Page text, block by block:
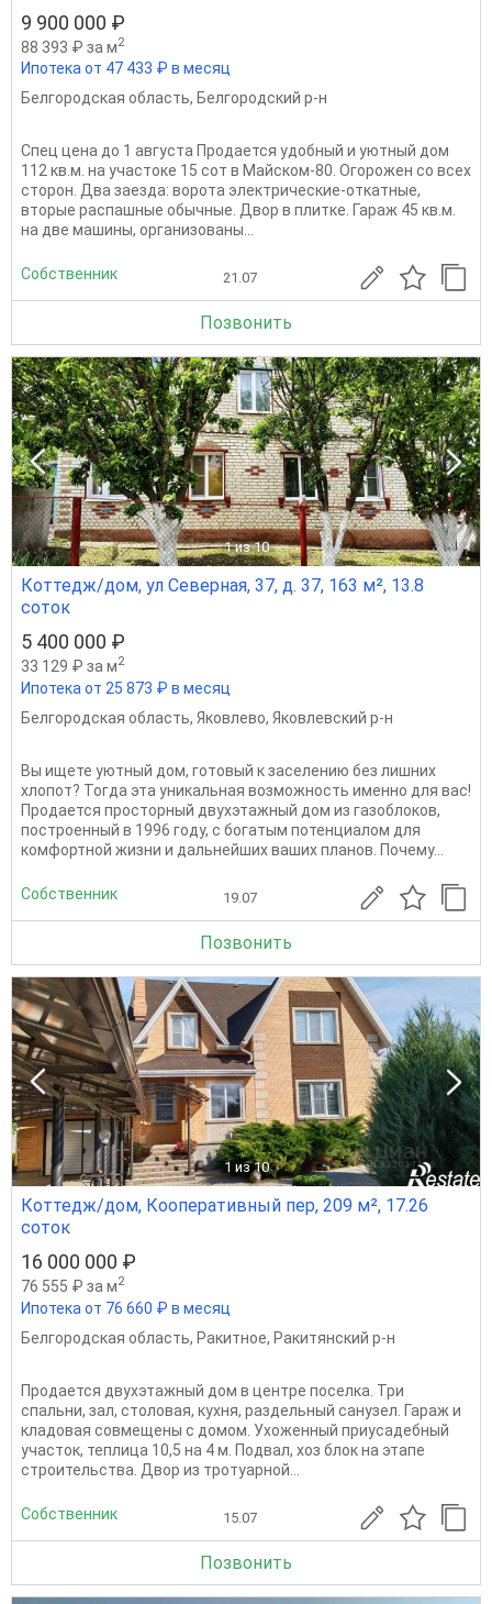
9 900 000 ₽
88 393 ₽ за м2
Ипотека от 47 433 ₽ в месяц
Белгородская область, Белгородский р-н
Спец цена до 1 августа Продается удобный и уютный дом
112 кв.м. на участоке 15 сот в Майском-80. Огорожен со всех
сторон. Два заезда: ворота электрические-откатные,
вторые распашные обычные. Двор в плитке. Гараж 45 кв.м.
на две машины, организованы...
Собственник 21.07
Позвонить
1 из 10
Коттедж/дом, ул Северная, 37, д. 37, 163 м², 13.8
соток
5 400 000 ₽
33 129 ₽ за м2
Ипотека от 25 873 ₽ в месяц
Белгородская область, Яковлево, Яковлевский р-н
Вы ищете уютный дом, готовый к заселению без лишних
хлопот? Тогда эта уникальная возможность именно для вас!
Продается просторный двухэтажный дом из газоблоков,
построенный в 1996 году, с богатым потенциалом для
комфортной жизни и дальнейших ваших планов. Почему...
Собственник 19.07
Позвонить
1 из 10
Коттедж/дом, Кооперативный пер, 209 м², 17.26
соток
16 000 000 ₽
76 555 ₽ за м2
Ипотека от 76 660 ₽ в месяц
Белгородская область, Ракитное, Ракитянский р-н
Продается двухэтажный дом в центре поселка. Три
спальни, зал, столовая, кухня, раздельный санузел. Гараж и
кладовая совмещены с домом. Ухоженный приусадебный
участок, теплица 10,5 на 4 м. Подвал, хоз блок на этапе
строительства. Двор из тротуарной...
Собственник 15.07
Позвонить